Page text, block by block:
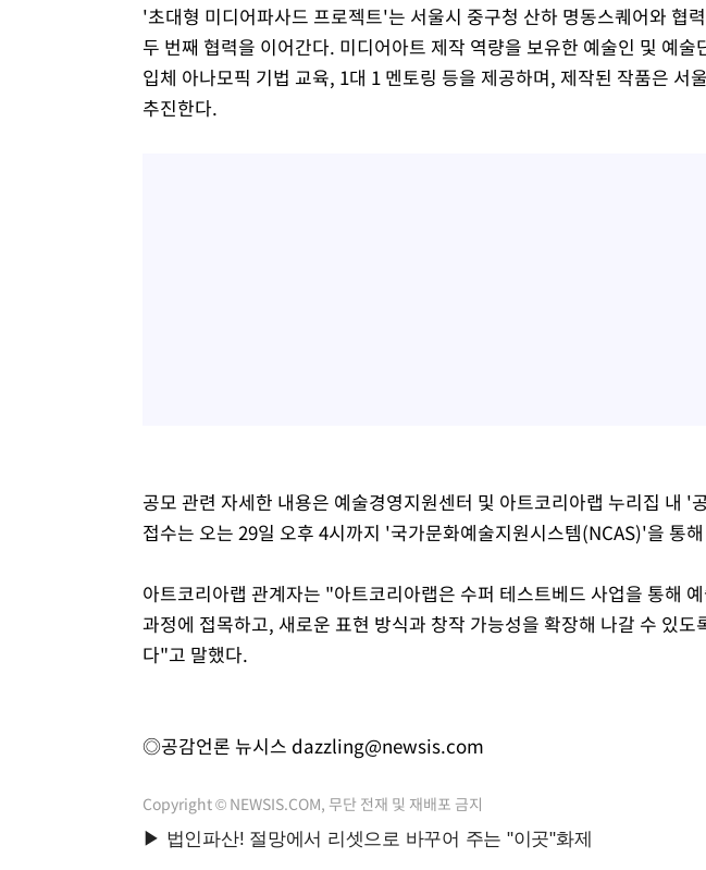
'초대형 미디어파사드 프로젝트'는 서울시 중구청 산하 명동스퀘어와 협
두 번째 협력을 이어간다. 미디어아트 제작 역량을 보유한 예술인 및 예
입체 아나모픽 기법 교육, 1대 1 멘토링 등을 제공하며, 제작된 작품은 서
추진한다.
공모 관련 자세한 내용은 예술경영지원센터 및 아트코리아랩 누리집 내 '
접수는 오는 29일 오후 4시까지 '국가문화예술지원시스템(NCAS)'을 통
아트코리아랩 관계자는 "아트코리아랩은 수퍼 테스트베드 사업을 통해
과정에 접목하고, 새로운 표현 방식과 창작 가능성을 확장해 나갈 수 있도
다"고 말했다.
◎공감언론 뉴시스 dazzling@newsis.com
Copyright © NEWSIS.COM, 무단 전재 및 재배포 금지